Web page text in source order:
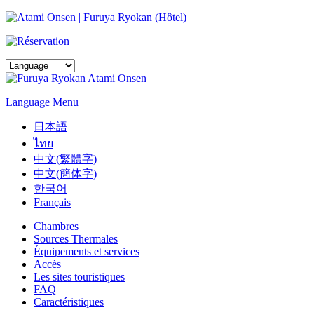
Language Menu
日本語
ไทย
中文(繁體字)
中文(簡体字)
한국어
Français
Chambres
Sources Thermales
Équipements et services
Accès
Les sites touristiques
FAQ
Caractéristiques